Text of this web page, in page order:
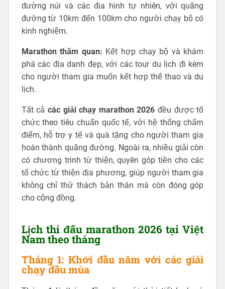
đường núi và các địa hình tự nhiên, với quãng
đường từ 10km đến 100km cho người chạy bộ có
kinh nghiệm.
Marathon thăm quan: Kết hợp chạy bộ và khám
phá các địa danh đẹp, với các tour du lịch đi kèm
cho người tham gia muốn kết hợp thể thao và du
lịch.
Tất cả các giải chạy marathon 2026 đều được tổ
chức theo tiêu chuẩn quốc tế, với hệ thống chấm
điểm, hỗ trợ y tế và quà tặng cho người tham gia
hoàn thành quãng đường. Ngoài ra, nhiều giải còn
có chương trình từ thiện, quyên góp tiền cho các
tổ chức từ thiện địa phương, giúp người tham gia
không chỉ thử thách bản thân mà còn đóng góp
cho cộng đồng.
Lịch thi đấu marathon 2026 tại Việt
Nam theo tháng
Tháng 1: Khởi đầu năm với các giải
chạy đầu mùa